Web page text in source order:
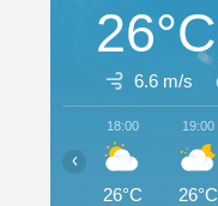
26°C
6.6 m/s
18:00
26°C
19:00
26°C
‹